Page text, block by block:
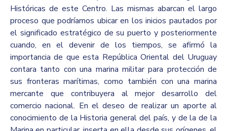
Históricas de este Centro. Las mismas abarcan el largo
proceso que podríamos ubicar en los inicios pautados por
el significado estratégico de su puerto y posteriormente
cuando, en el devenir de los tiempos, se afirmó la
importancia de que esta República Oriental del Uruguay
contara tanto con una marina militar para protección de
sus fronteras marítimas, como también con una marina
mercante que contribuyera al mejor desarrollo del
comercio nacional. En el deseo de realizar un aporte al
conocimiento de la Historia general del país, y de la de la